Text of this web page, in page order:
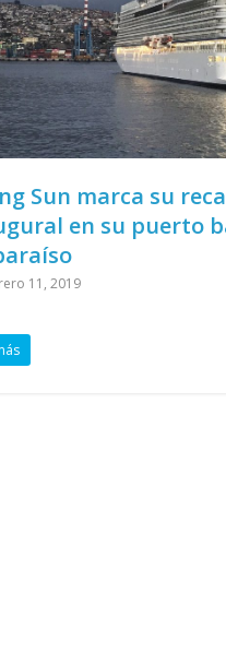
Sun marca su
en su puerto
11, 2019